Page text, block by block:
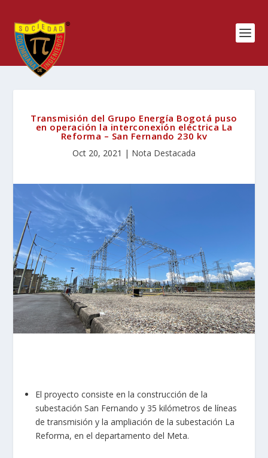
Transmisión del Grupo Energía Bogotá puso
en operación la interconexión eléctrica La
Reforma – San Fernando 230 kv
Oct 20, 2021 | Nota Destacada
El proyecto consiste en la construcción de la
subestación San Fernando y 35 kilómetros de líneas
de transmisión y la ampliación de la subestación La
Reforma, en el departamento del Meta.